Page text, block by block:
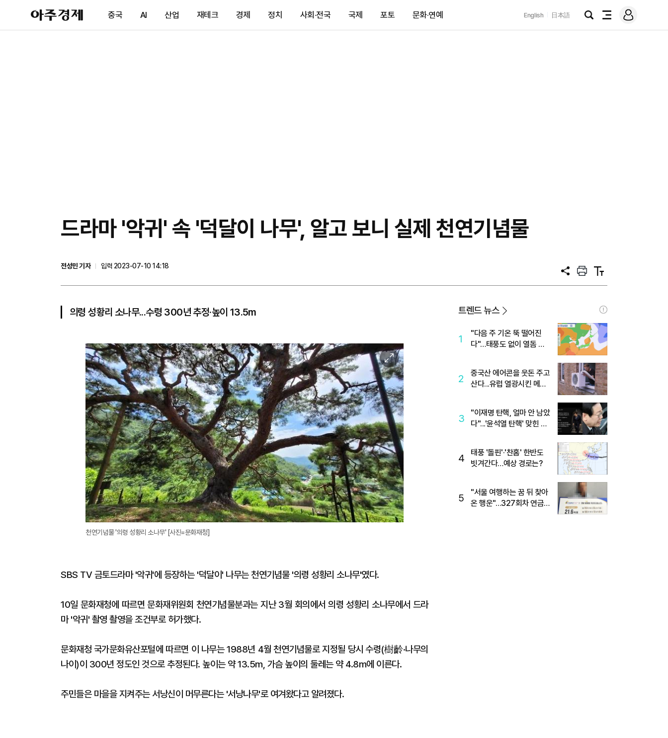
아
주
제
중국 AI 산업 재테크 경제 정치 사회·전국 국제 포토 문화·연예 English 日本語
검
전
메
그
드라마 '악귀' 속 '덕달이 나무', 알고 보니 실제 천연기념물
전성민 기자
입력 2023-07-10 14:18
공
프
트
텍
트
의령 성황리 소나무...수령 300년 추정·높이 13.5m
이
미
지
확
대
천연기념물 '의령 성황리 소나무' [사진=문화재청]
SBS TV 금토드라마 '악귀'에 등장하는 '덕달이' 나무는 천연기념물 '의령 성황리 소나무'였다.
10일 문화재청에 따르면 문화재위원회 천연기념물분과는 지난 3월 회의에서 의령 성황리 소나무에서 드라
마 '악귀' 촬영 촬영을 조건부로 허가했다.
문화재청 국가문화유산포털에 따르면 이 나무는 1988년 4월 천연기념물로 지정될 당시 수령(樹齡·나무의
나이)이 300년 정도인 것으로 추정된다. 높이는 약 13.5m, 가슴 높이의 둘레는 약 4.8m에 이른다.
주민들은 마을을 지켜주는 서낭신이 머무른다는 '서낭나무'로 여겨왔다고 알려졌다.
트렌드 뉴스
1
"다음 주 기온 뚝 떨어진
다"…태풍도 없이 열돔 박
2
중국산 에어콘을 웃돈 주고
산다...유럽 열광시킨 메이
3
"이재명 탄핵, 얼마 안 남았
다"...'윤석열 탄핵' 맞힌 무
4
태풍 '돌핀'·'찬홈' 한반도
빗겨간다…예상 경로는?
5
"서울 여행하는 꿈 뒤 찾아
온 행운"…327회차 연금